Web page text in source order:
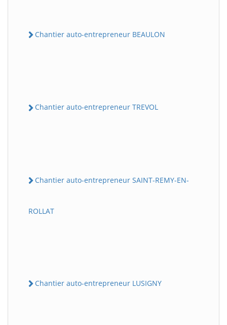
Chantier auto-entrepreneur BEAULON
Chantier auto-entrepreneur TREVOL
Chantier auto-entrepreneur SAINT-REMY-EN-
ROLLAT
Chantier auto-entrepreneur LUSIGNY